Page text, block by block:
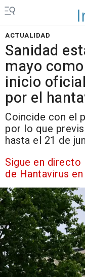
ACTUALIDAD
Sanidad
mayo
inicio
por el
Coincide con el
por lo que
hasta el 21 de
Sigue en
de Hantavirus